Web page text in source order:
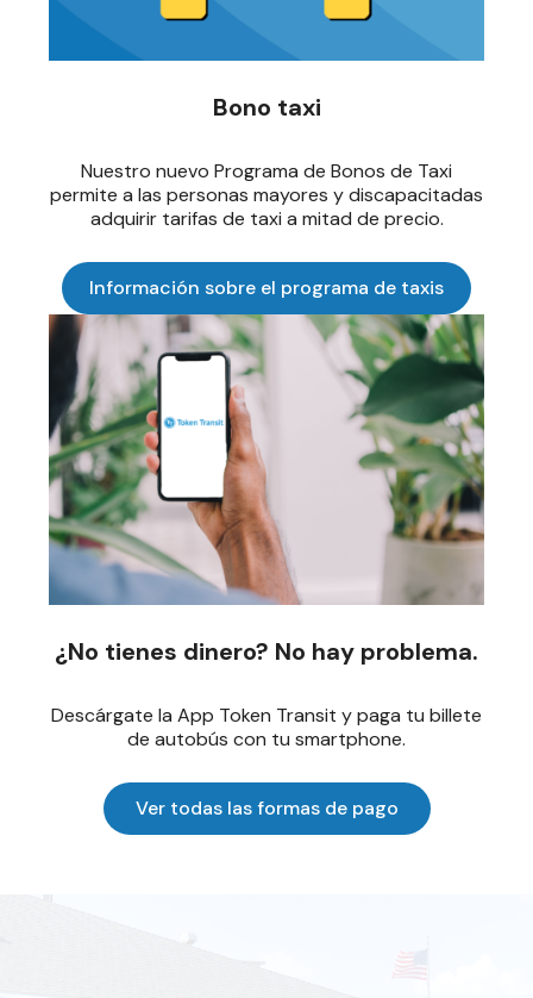
Bono taxi
Nuestro nuevo Programa de Bonos de Taxi
permite a las personas mayores y discapacitadas
adquirir tarifas de taxi a mitad de precio.
Información sobre el programa de taxis
¿No tienes dinero? No hay problema.
Descárgate la App Token Transit y paga tu billete
de autobús con tu smartphone.
Ver todas las formas de pago